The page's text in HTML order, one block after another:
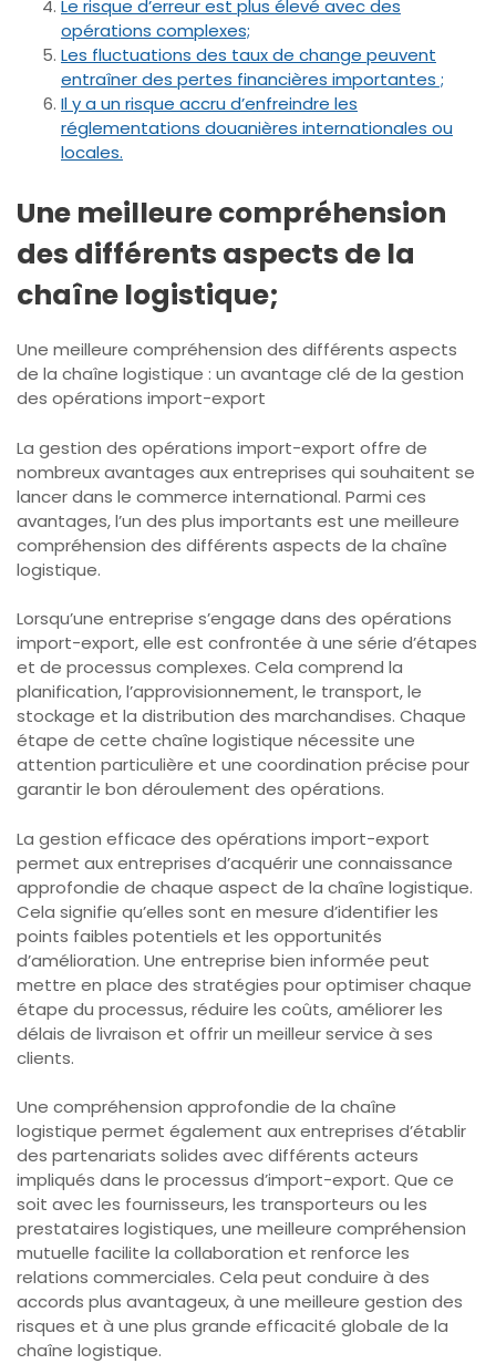
Le risque d’erreur est plus élevé avec des
opérations complexes;
Les fluctuations des taux de change peuvent
entraîner des pertes financières importantes ;
Il y a un risque accru d’enfreindre les
réglementations douanières internationales ou
locales.
Une meilleure compréhension
des différents aspects de la
chaîne logistique;
Une meilleure compréhension des différents aspects
de la chaîne logistique : un avantage clé de la gestion
des opérations import-export
La gestion des opérations import-export offre de
nombreux avantages aux entreprises qui souhaitent se
lancer dans le commerce international. Parmi ces
avantages, l’un des plus importants est une meilleure
compréhension des différents aspects de la chaîne
logistique.
Lorsqu’une entreprise s’engage dans des opérations
import-export, elle est confrontée à une série d’étapes
et de processus complexes. Cela comprend la
planification, l’approvisionnement, le transport, le
stockage et la distribution des marchandises. Chaque
étape de cette chaîne logistique nécessite une
attention particulière et une coordination précise pour
garantir le bon déroulement des opérations.
La gestion efficace des opérations import-export
permet aux entreprises d’acquérir une connaissance
approfondie de chaque aspect de la chaîne logistique.
Cela signifie qu’elles sont en mesure d’identifier les
points faibles potentiels et les opportunités
d’amélioration. Une entreprise bien informée peut
mettre en place des stratégies pour optimiser chaque
étape du processus, réduire les coûts, améliorer les
délais de livraison et offrir un meilleur service à ses
clients.
Une compréhension approfondie de la chaîne
logistique permet également aux entreprises d’établir
des partenariats solides avec différents acteurs
impliqués dans le processus d’import-export. Que ce
soit avec les fournisseurs, les transporteurs ou les
prestataires logistiques, une meilleure compréhension
mutuelle facilite la collaboration et renforce les
relations commerciales. Cela peut conduire à des
accords plus avantageux, à une meilleure gestion des
risques et à une plus grande efficacité globale de la
chaîne logistique.